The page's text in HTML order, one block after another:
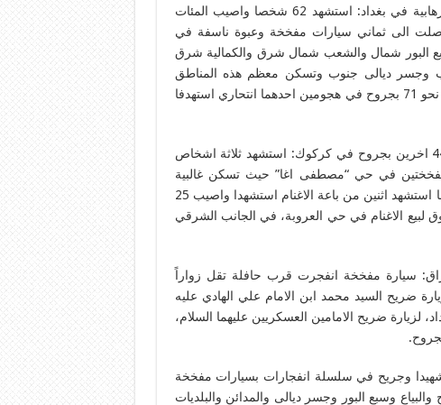
21/5 عشرات الاستشهدى والجرحى الشيعة في هجمة ارهابية في بغداد: استشهد 62 شخصا واصيب المئات
الى ثماني سيارات مفخخة وعبوة ناسفة في
البور شمال والشعب شمال شرق والكمالية شرق
وجسر ديالى جنوب وتسكن معظم هذه المناطق
غالبية شيعية، فيما استشهد 11 شخصا على الاقل واصيب نحو 71 بجروح في هجومين احدهما انتحاري استهدفا
21/5 استشهاد ثلاثة اشخاص شيعة على الاقل واصيب 44 اخرين بجروح في كركوك: استشهد ثلاثة اشخاص
مفخختين في حي “مصطفى اغا” حيث تسكن غالبية
تركمانية شيعية في الجانب الشرقي من قضاء الطوز، فيما استشهد اثنين من باعة الاغنام استشهدا واصيب 25
الاغنام في حي العروبة، في الجانب الشرقي
سيارة مفخخة انفجرت قرب حافلة تقل زواراً
متوجهين لزيارة ضريح السيد محمد ابن الامام علي الهادي عليه
مدينة سامراء 110 كلم شمال بغداد، لزيارة ضريح الامامين العسكريين عليهما السلام،
5 استشهدى وجرحى في احياء شيعية متفرقة: 315 شهيدا وجريح في سلسلة انفجارات بسيارات مفخخة
وسبع البور وجسر ديالى والمدائن والبلديات